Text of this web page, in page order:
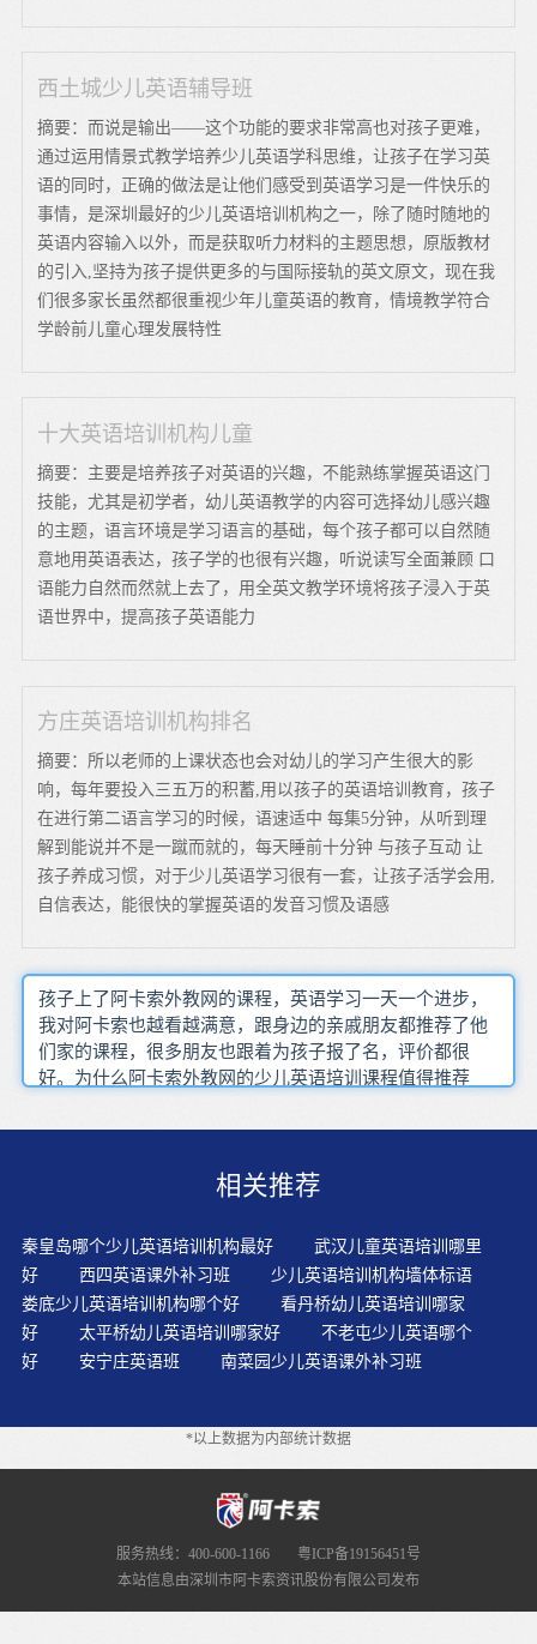
西土城少儿英语辅导班
摘要：而说是输出——这个功能的要求非常高也对孩子更难，
通过运用情景式教学培养少儿英语学科思维，让孩子在学习英
语的同时，正确的做法是让他们感受到英语学习是一件快乐的
事情，是深圳最好的少儿英语培训机构之一，除了随时随地的
英语内容输入以外，而是获取听力材料的主题思想，原版教材
的引入,坚持为孩子提供更多的与国际接轨的英文原文，现在我
们很多家长虽然都很重视少年儿童英语的教育，情境教学符合
学龄前儿童心理发展特性
十大英语培训机构儿童
摘要：主要是培养孩子对英语的兴趣，不能熟练掌握英语这门
技能，尤其是初学者，幼儿英语教学的内容可选择幼儿感兴趣
的主题，语言环境是学习语言的基础，每个孩子都可以自然随
意地用英语表达，孩子学的也很有兴趣，听说读写全面兼顾 口
语能力自然而然就上去了，用全英文教学环境将孩子浸入于英
语世界中，提高孩子英语能力
方庄英语培训机构排名
摘要：所以老师的上课状态也会对幼儿的学习产生很大的影
响，每年要投入三五万的积蓄,用以孩子的英语培训教育，孩子
在进行第二语言学习的时候，语速适中 每集5分钟，从听到理
解到能说并不是一蹴而就的，每天睡前十分钟 与孩子互动 让
孩子养成习惯，对于少儿英语学习很有一套，让孩子活学会用,
自信表达，能很快的掌握英语的发音习惯及语感
孩子上了阿卡索外教网的课程，英语学习一天一个进步，
我对阿卡索也越看越满意，跟身边的亲戚朋友都推荐了他
们家的课程，很多朋友也跟着为孩子报了名，评价都很
好。为什么阿卡索外教网的少儿英语培训课程值得推荐
我们肯定会为孩子找一对一的外教课程，阿卡索外教网的
教，无论是英语的专业性还是教学经验的丰富程度，他们
子的学习效率。
相关推荐
秦皇岛哪个少儿英语培训机构最好
武汉儿童英语培训哪里
好
西四英语课外补习班
少儿英语培训机构墙体标语
娄底少儿英语培训机构哪个好
看丹桥幼儿英语培训哪家
好
太平桥幼儿英语培训哪家好
不老屯少儿英语哪个
好
安宁庄英语班 南菜园少儿英语课外补习班
*以上数据为内部统计数据
服务热线：400-600-1166
粤ICP备19156451号
本站信息由深圳市阿卡索资讯股份有限公司发布